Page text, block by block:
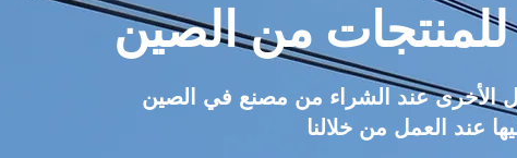
من الصين
الأخرى عند الشراء من مصنع في الصين
عند العمل من خلالنا